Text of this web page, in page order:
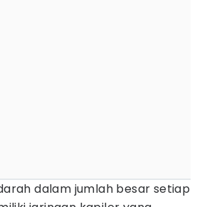
dalam jumlah besar setiap